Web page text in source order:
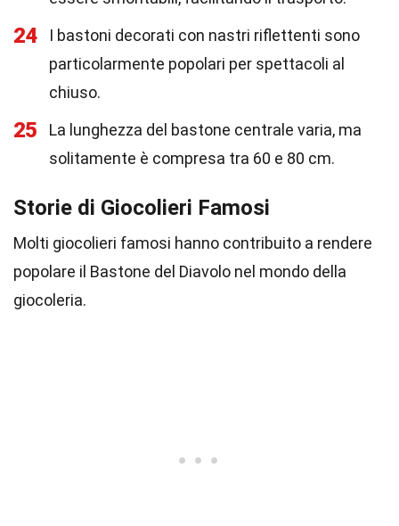
24
I bastoni decorati con nastri riflettenti sono
particolarmente popolari per spettacoli al
chiuso.
25
La lunghezza del bastone centrale varia, ma
solitamente è compresa tra 60 e 80 cm.
Storie di Giocolieri Famosi
Molti giocolieri famosi hanno contribuito a rendere
popolare il Bastone del Diavolo nel mondo della
giocoleria.